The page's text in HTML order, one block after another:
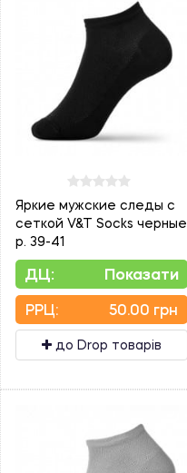
Яркие мужские следы с
сеткой V&T Socks черные
р. 39-41
ДЦ: Показати
PPЦ: 50.00 грн
до Drop товарів